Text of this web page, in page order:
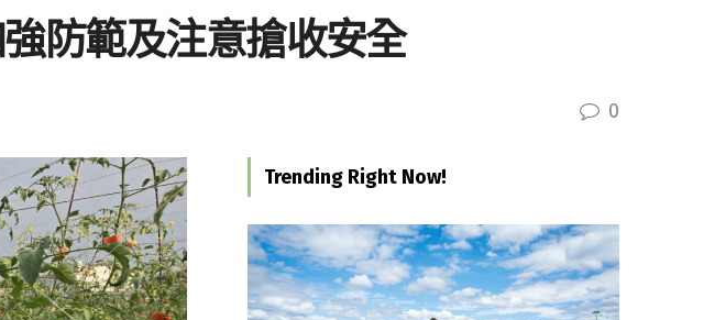
防範及注意搶收安全
0
Trending Right Now!